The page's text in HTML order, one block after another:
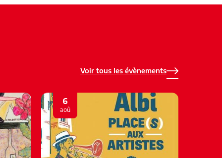
Voir tous les évènements
6
aoû